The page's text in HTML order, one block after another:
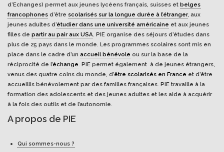
d’Echanges) permet aux jeunes lycéens français, suisses et belges
francophones d’être scolarisés sur la longue durée à l’étranger, aux
jeunes adultes d’étudier dans une université américaine et aux jeunes
filles de partir au pair aux USA. PIE organise des séjours d’études dans
plus de 25 pays dans le monde. Les programmes scolaires sont mis en
place dans le cadre d’un accueil bénévole ou sur la base de la
réciprocité de l’échange. PIE permet également à de jeunes étrangers,
venus des quatre coins du monde, d’être scolarisés en France et d’être
accueillis bénévolement par des familles françaises. PIE travaille à la
formation des adolescents et des jeunes adultes et les aide à acquérir
à la fois des outils et de l’autonomie.
A propos de PIE
Qui sommes-nous ?